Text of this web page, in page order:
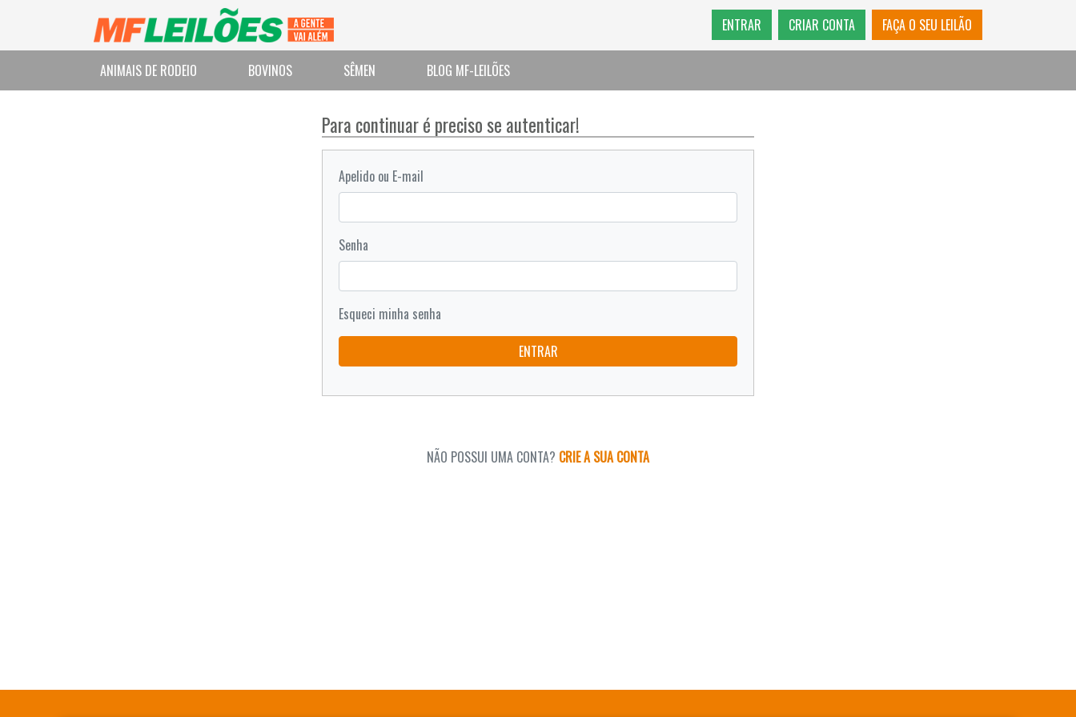
ENTRAR CRIAR CONTA FAÇA O SEU LEILÃO
ANIMAIS DE RODEIO BOVINOS SÊMEN BLOG MF-LEILÕES
Para continuar é preciso se autenticar!
Apelido ou E-mail
Senha
Esqueci minha senha
ENTRAR
NÃO POSSUI UMA CONTA? CRIE A SUA CONTA